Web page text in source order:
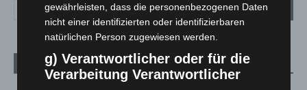
Aktuelle Beiträge
gewährleisten, dass die personenbezogenen Daten
nicht einer identifizierten oder identifizierbaren
natürlichen Person zugewiesen werden.
g) Verantwortlicher oder für die
Verarbeitung Verantwortlicher